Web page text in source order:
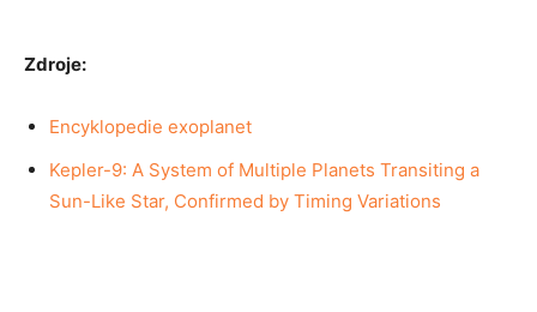
Zdroje:
Encyklopedie exoplanet
Kepler-9: A System of Multiple Planets Transiting a
Sun-Like Star, Confirmed by Timing Variations